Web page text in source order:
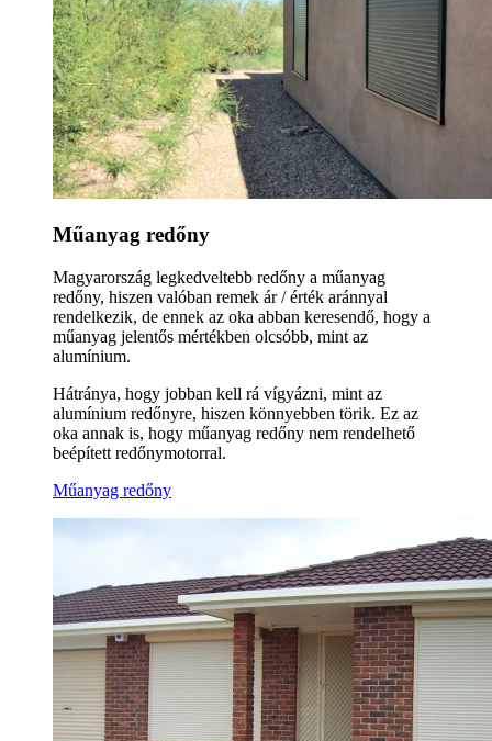
Műanyag redőny
Magyarország legkedveltebb redőny a műanyag
redőny, hiszen valóban remek ár / érték aránnyal
rendelkezik, de ennek az oka abban keresendő, hogy a
műanyag jelentős mértékben olcsóbb, mint az
alumínium.
Hátránya, hogy jobban kell rá vígyázni, mint az
alumínium redőnyre, hiszen könnyebben törik. Ez az
oka annak is, hogy műanyag redőny nem rendelhető
beépített redőnymotorral.
Műanyag redőny